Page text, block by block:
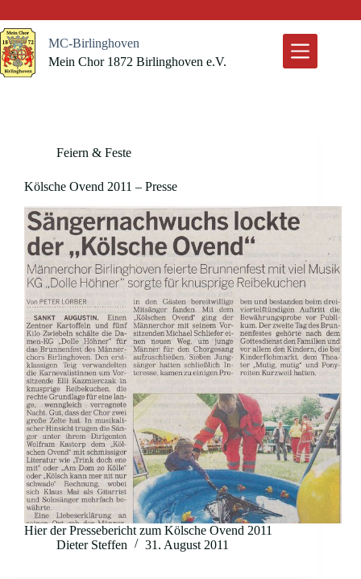
Inhalt
springen
MC-Birlinghoven
Mein Chor 1872 Birlinghoven e.V.
Feiern & Feste
Kölsche Ovend 2011 – Presse
Hier der Pressebericht zum Kölsche Ovend 2011
Dieter Steffen
31. August 2011